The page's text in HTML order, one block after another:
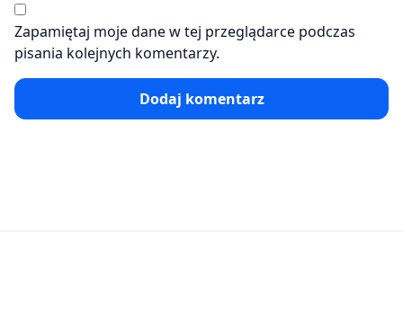
Zapamiętaj moje dane w tej przeglądarce podczas
pisania kolejnych komentarzy.
Dodaj komentarz